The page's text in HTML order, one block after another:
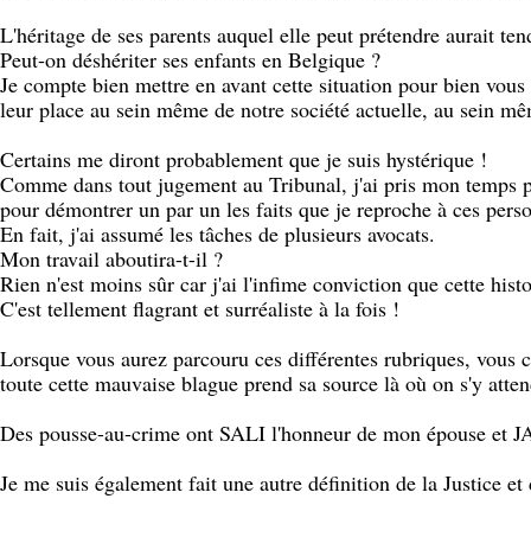
L'héritage de ses parents auquel elle peut prétendre aurait
Peut-on déshériter ses enfants en Belgique ?
Je compte bien mettre en avant cette situation pour bien
leur place au sein même de notre société actuelle, au sein
Certains me diront probablement que je suis hystérique !
Comme dans tout jugement au Tribunal, j'ai pris mon temps
pour démontrer un par un les faits que je reproche à ces
En fait, j'ai assumé les tâches de plusieurs avocats.
Mon travail aboutira-t-il ?
Rien n'est moins sûr car j'ai l'infime conviction que cette
C'est tellement flagrant et surréaliste à la fois !
Lorsque vous aurez parcouru ces différentes rubriques,
toute cette mauvaise blague prend sa source là où on s'y
Des pousse-au-crime ont SALI l'honneur de mon épouse et
Je me suis également fait une autre définition de la Justice